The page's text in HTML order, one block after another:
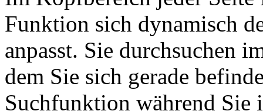
Funktion sich dynamisch
anpasst. Sie durchsuchen
dem Sie sich gerade
Suchfunktion während Sie